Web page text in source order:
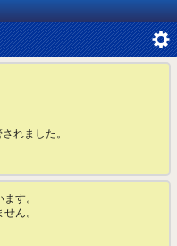
れました。
す。
ん。